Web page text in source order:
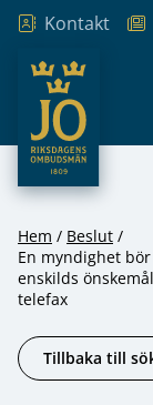
Hoppa till
Kontakt
JO –
Hem
Beslut
En myndighet
enskilds
telefax
Tillbaka till